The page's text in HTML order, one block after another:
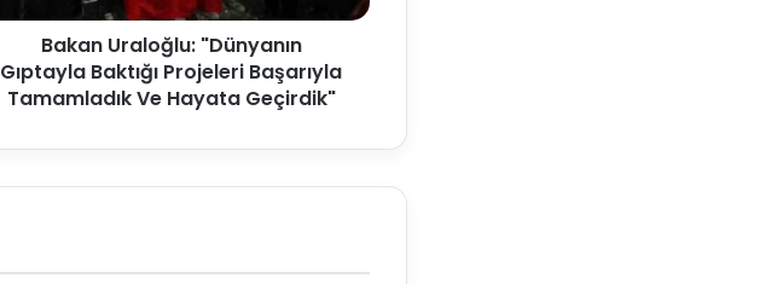
Bakan Uraloğlu: "Dünyanın
Gıptayla Baktığı Projeleri Başarıyla
Tamamladık Ve Hayata Geçirdik"